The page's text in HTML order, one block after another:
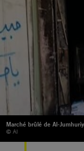
Marché brûlé de Al-
© AI